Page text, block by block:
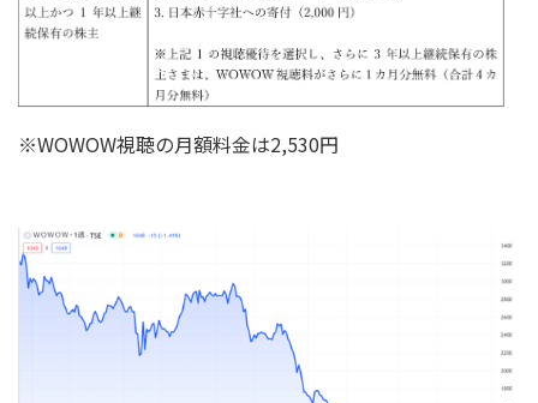
※WOWOW視聴の月額料金は2,530円